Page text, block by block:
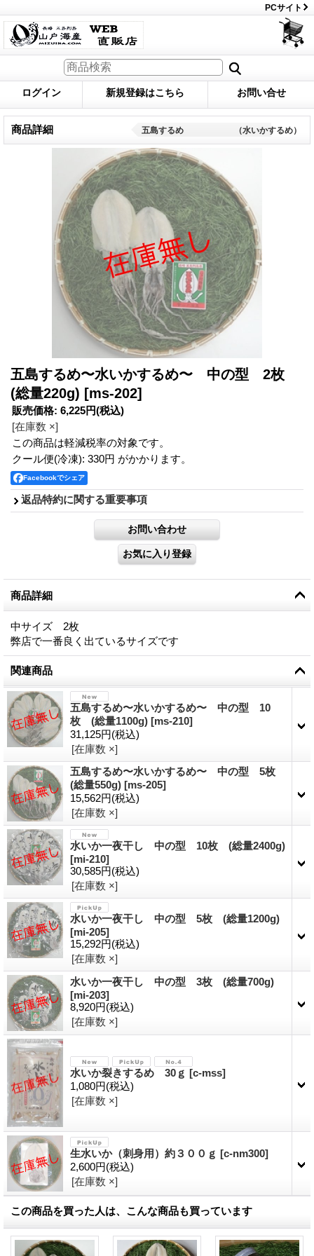
PCサイト
ログイン 新規登録はこちら お問い合せ
商品詳細 五島するめ （水いかするめ）
五島するめ〜水いかするめ〜 中の型 2枚
(総量220g) [ms-202]
販売価格: 6,225円(税込)
[在庫数 ×]
この商品は軽減税率の対象です。
クール便(冷凍): 330円 がかかります。
Facebookでシェア
返品特約に関する重要事項
商品詳細
中サイズ 2枚
弊店で一番良く出ているサイズです
関連商品
五島するめ〜水いかするめ〜 中の型 10
枚 (総量1100g) [ms-210]
31,125円(税込)
[在庫数 ×]
五島するめ〜水いかするめ〜 中の型 5枚
(総量550g) [ms-205]
15,562円(税込)
[在庫数 ×]
水いか一夜干し 中の型 10枚 (総量2400g)
[mi-210]
30,585円(税込)
[在庫数 ×]
水いか一夜干し 中の型 5枚 (総量1200g)
[mi-205]
15,292円(税込)
[在庫数 ×]
水いか一夜干し 中の型 3枚 (総量700g)
[mi-203]
8,920円(税込)
[在庫数 ×]
水いか裂きするめ 30ｇ [c-mss]
1,080円(税込)
[在庫数 ×]
生水いか（刺身用）約３００ｇ [c-nm300]
2,600円(税込)
[在庫数 ×]
この商品を買った人は、こんな商品も買っています